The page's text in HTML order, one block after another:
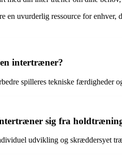
en uvurderlig ressource for
intertræner?
spilleres tekniske færdigheder
sig fra
udvikling og skræddersyet